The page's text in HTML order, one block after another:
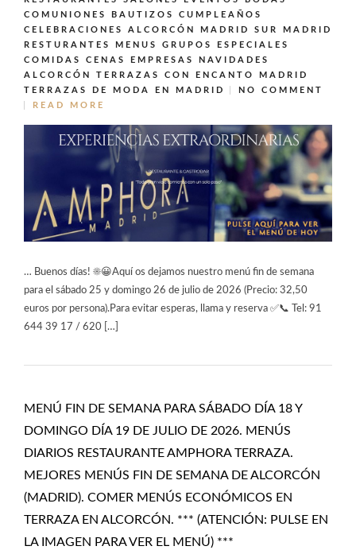
COMUNIONES BAUTIZOS CUMPLEAÑOS
CELEBRACIONES ALCORCÓN MADRID SUR MADRID
RESTURANTES MENUS GRUPOS ESPECIALES
COMIDAS CENAS EMPRESAS NAVIDADES
ALCORCÓN
TERRAZAS CON ENCANTO MADRID
TERRAZAS DE MODA EN MADRID
NO COMMENT
READ MORE
… Buenos días! ☀️😀Aquí os dejamos nuestro menú fin de semana
para el sábado 25 y domingo 26 de julio de 2026 (Precio: 32,50
euros por persona).Para evitar esperas, llama y reserva ✅📞 Tel: 91
644 39 17 / 620 […]
MENÚ FIN DE SEMANA PARA SÁBADO DÍA 18 Y
DOMINGO DÍA 19 DE JULIO DE 2026. MENÚS
DIARIOS RESTAURANTE AMPHORA TERRAZA.
MEJORES MENÚS FIN DE SEMANA DE ALCORCÓN
(MADRID). COMER MENÚS ECONÓMICOS EN
TERRAZA EN ALCORCÓN. *** (ATENCIÓN: PULSE EN
LA IMAGEN PARA VER EL MENÚ) ***